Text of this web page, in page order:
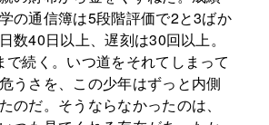
の通信簿は5段階評価で2と3ばか
数40日以上、遅刻は30回以上。
で続く。いつ道をそれてしまって
うさを、この少年はずっと内側
のだ。そうならなかったのは、